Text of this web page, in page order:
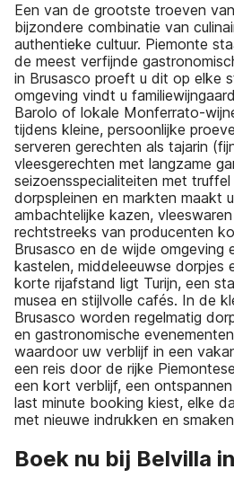
Een van de grootste troeven
bijzondere combinatie van
authentieke cultuur. Piemonte
de meest verfijnde
in Brusasco proeft u dit op elke
omgeving vindt u
Barolo of lokale Monferrato-
tijdens kleine, persoonlijke
serveren gerechten als tajarin
vleesgerechten met langzame
seizoensspecialiteiten met
dorpspleinen en markten maakt
ambachtelijke kazen,
rechtstreeks van producenten
Brusasco en de wijde omgeving
kastelen, middeleeuwse dorpjes
korte rijafstand ligt Turijn, een
musea en stijlvolle cafés. In de
Brusasco worden regelmatig
en gastronomische
waardoor uw verblijf in een
een reis door de rijke
een kort verblijf, een
last minute booking kiest, elke
met nieuwe indrukken en
Boek nu bij Belvilla